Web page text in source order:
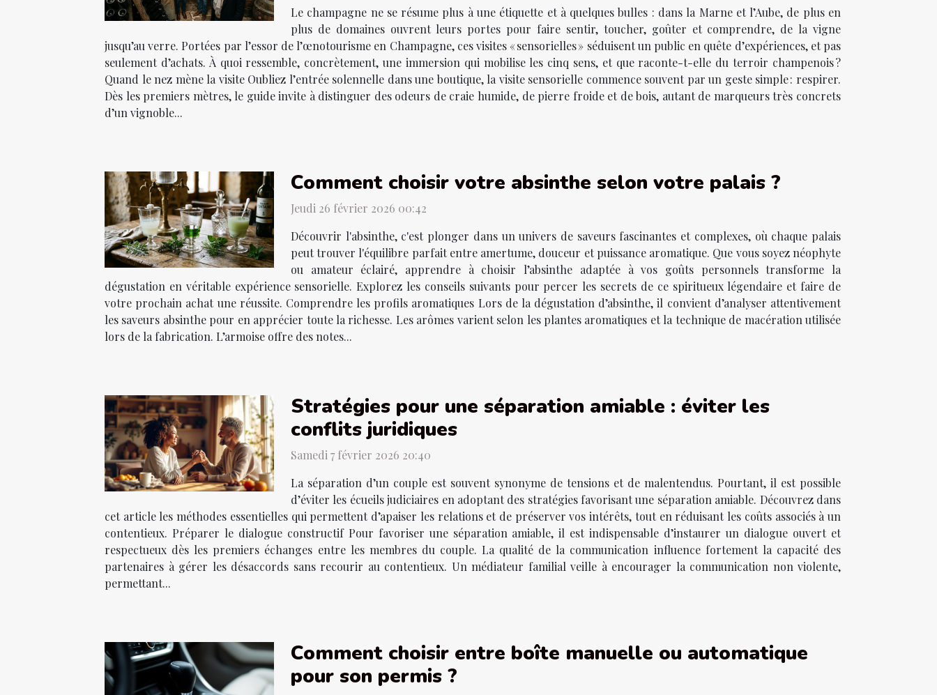
Le champagne ne se résume plus à une étiquette et à quelques bulles : dans la Marne et l’Aube, de plus en
plus de domaines ouvrent leurs portes pour faire sentir, toucher, goûter et comprendre, de la vigne
jusqu’au verre. Portées par l’essor de l’œnotourisme en Champagne, ces visites « sensorielles » séduisent un public en quête d’expériences, et pas
seulement d’achats. À quoi ressemble, concrètement, une immersion qui mobilise les cinq sens, et que raconte-t-elle du terroir champenois ?
Quand le nez mène la visite Oubliez l’entrée solennelle dans une boutique, la visite sensorielle commence souvent par un geste simple : respirer.
Dès les premiers mètres, le guide invite à distinguer des odeurs de craie humide, de pierre froide et de bois, autant de marqueurs très concrets
d’un vignoble...
Comment choisir votre absinthe selon votre palais ?
Jeudi 26 février 2026 00:42
Découvrir l'absinthe, c'est plonger dans un univers de saveurs fascinantes et complexes, où chaque palais
peut trouver l'équilibre parfait entre amertume, douceur et puissance aromatique. Que vous soyez néophyte
ou amateur éclairé, apprendre à choisir l’absinthe adaptée à vos goûts personnels transforme la
dégustation en véritable expérience sensorielle. Explorez les conseils suivants pour percer les secrets de ce spiritueux légendaire et faire de
votre prochain achat une réussite. Comprendre les profils aromatiques Lors de la dégustation d’absinthe, il convient d’analyser attentivement
les saveurs absinthe pour en apprécier toute la richesse. Les arômes varient selon les plantes aromatiques et la technique de macération utilisée
lors de la fabrication. L’armoise offre des notes...
Stratégies pour une séparation amiable : éviter les
conflits juridiques
Samedi 7 février 2026 20:40
La séparation d’un couple est souvent synonyme de tensions et de malentendus. Pourtant, il est possible
d’éviter les écueils judiciaires en adoptant des stratégies favorisant une séparation amiable. Découvrez dans
cet article les méthodes essentielles qui permettent d’apaiser les relations et de préserver vos intérêts, tout en réduisant les coûts associés à un
contentieux. Préparer le dialogue constructif Pour favoriser une séparation amiable, il est indispensable d’instaurer un dialogue ouvert et
respectueux dès les premiers échanges entre les membres du couple. La qualité de la communication influence fortement la capacité des
partenaires à gérer les désaccords sans recourir au contentieux. Un médiateur familial veille à encourager la communication non violente,
permettant...
Comment choisir entre boîte manuelle ou automatique
pour son permis ?